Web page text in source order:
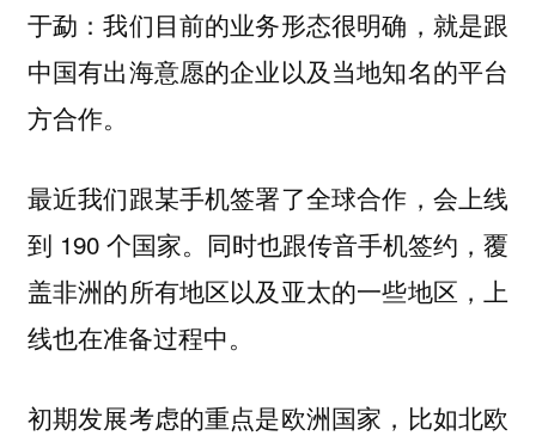
于勐：我们目前的业务形态很明确，就是跟
中国有出海意愿的企业以及当地知名的平台
方合作。
最近我们跟某手机签署了全球合作，会上线
到 190 个国家。同时也跟传音手机签约，覆
盖非洲的所有地区以及亚太的一些地区，上
线也在准备过程中。
初期发展考虑的重点是欧洲国家，比如北欧